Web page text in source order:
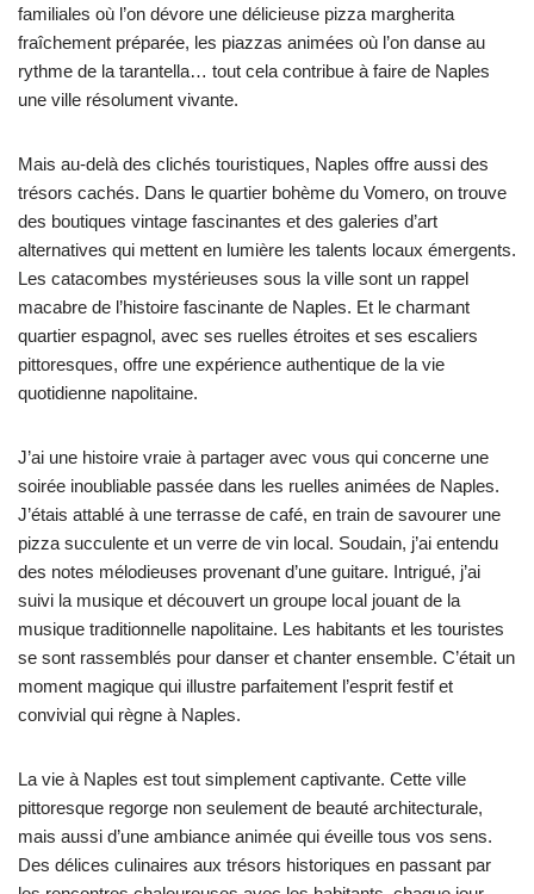
familiales où l’on dévore une délicieuse pizza margherita
fraîchement préparée, les piazzas animées où l’on danse au
rythme de la tarantella… tout cela contribue à faire de Naples
une ville résolument vivante.
Mais au-delà des clichés touristiques, Naples offre aussi des
trésors cachés. Dans le quartier bohème du Vomero, on trouve
des boutiques vintage fascinantes et des galeries d’art
alternatives qui mettent en lumière les talents locaux émergents.
Les catacombes mystérieuses sous la ville sont un rappel
macabre de l’histoire fascinante de Naples. Et le charmant
quartier espagnol, avec ses ruelles étroites et ses escaliers
pittoresques, offre une expérience authentique de la vie
quotidienne napolitaine.
J’ai une histoire vraie à partager avec vous qui concerne une
soirée inoubliable passée dans les ruelles animées de Naples.
J’étais attablé à une terrasse de café, en train de savourer une
pizza succulente et un verre de vin local. Soudain, j’ai entendu
des notes mélodieuses provenant d’une guitare. Intrigué, j’ai
suivi la musique et découvert un groupe local jouant de la
musique traditionnelle napolitaine. Les habitants et les touristes
se sont rassemblés pour danser et chanter ensemble. C’était un
moment magique qui illustre parfaitement l’esprit festif et
convivial qui règne à Naples.
La vie à Naples est tout simplement captivante. Cette ville
pittoresque regorge non seulement de beauté architecturale,
mais aussi d’une ambiance animée qui éveille tous vos sens.
Des délices culinaires aux trésors historiques en passant par